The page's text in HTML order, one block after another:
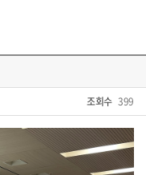
조회수 399